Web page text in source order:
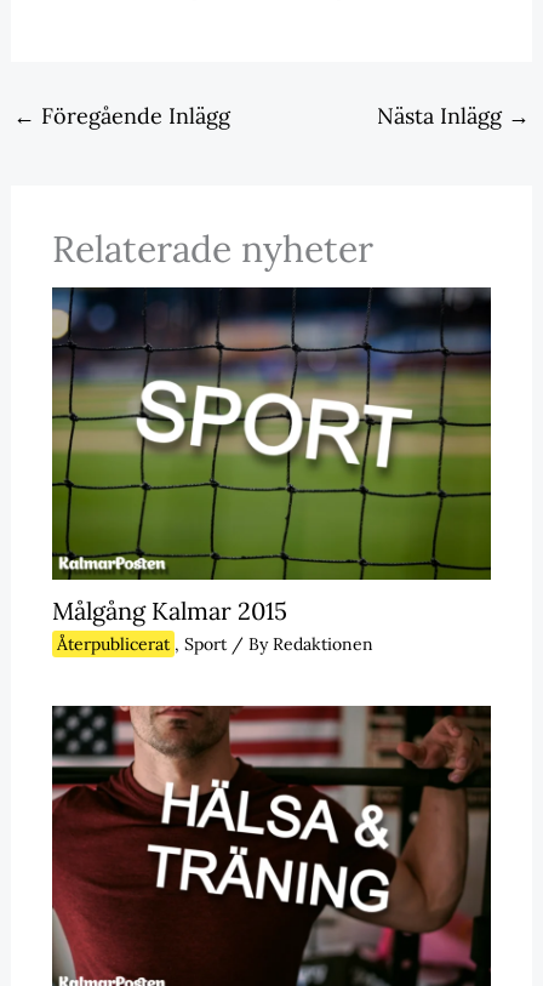
← Föregående Inlägg Nästa Inlägg →
Relaterade nyheter
Målgång Kalmar 2015
Återpublicerat , Sport/ ByRedaktionen